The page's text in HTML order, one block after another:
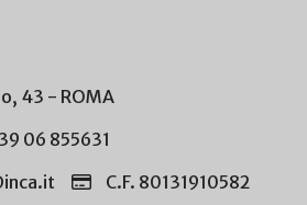
43 - ROMA
06 855631
C.F. 80131910582